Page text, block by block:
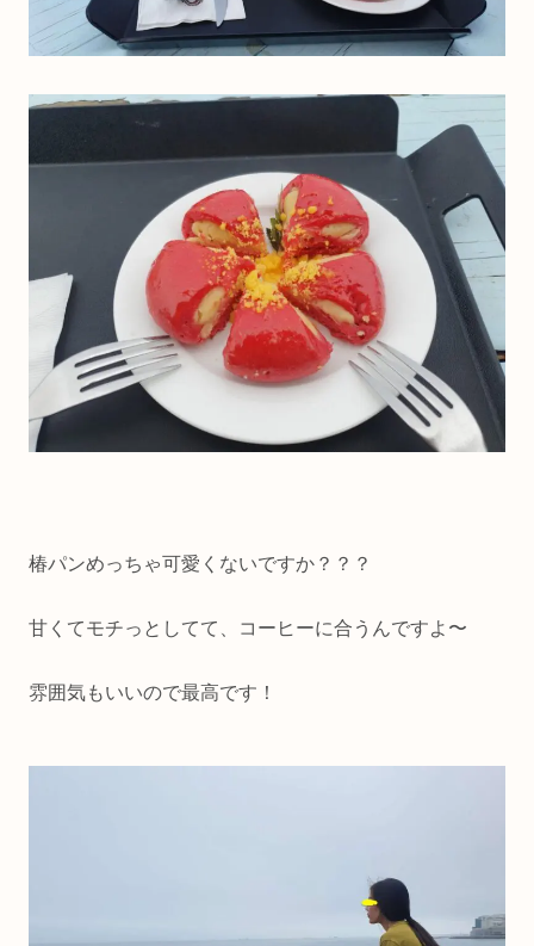
椿パンめっちゃ可愛くないですか？？？
甘くてモチっとしてて、コーヒーに合うんですよ〜
雰囲気もいいので最高です！